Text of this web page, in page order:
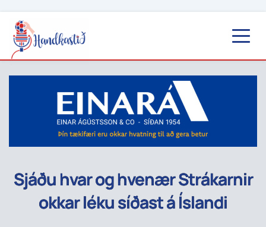
Sjáðu hvar og hvenær Strákarnir
okkar léku síðast á Íslandi